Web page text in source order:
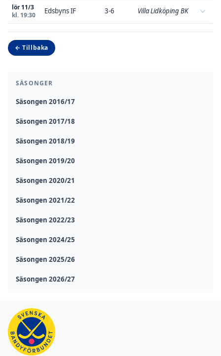
SÄSONGER
Säsongen 2016/17
Säsongen 2017/18
Säsongen 2018/19
Säsongen 2019/20
Säsongen 2020/21
Säsongen 2021/22
Säsongen 2022/23
Säsongen 2024/25
Säsongen 2025/26
Säsongen 2026/27
lör 11/3
kl. 19:30
Edsbyns IF 3-6 Villa Lidköping BK
← Tillbaka